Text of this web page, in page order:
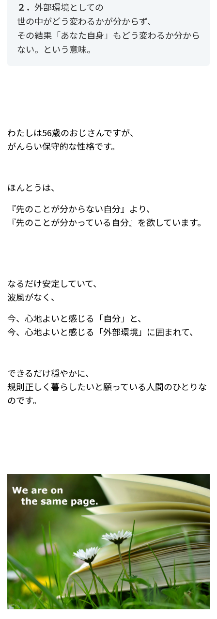
２． 外部環境としての
世の中がどう変わるかが分からず、
その結果「あなた自身」もどう変わるか分から
ない。という意味。
わたしは56歳のおじさんですが、
がんらい保守的な性格です。
ほんとうは、
『先のことが分からない自分』より、
『先のことが分かっている自分』を欲しています。
なるだけ安定していて、
波風がなく、
今、心地よいと感じる「自分」と、
今、心地よいと感じる「外部環境」に囲まれて、
できるだけ穏やかに、
規則正しく暮らしたいと願っている人間のひとりな
のです。